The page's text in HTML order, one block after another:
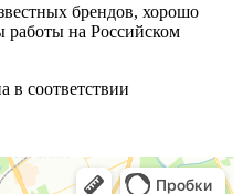
брендов, хорошо
работы на Российском
в соответствии